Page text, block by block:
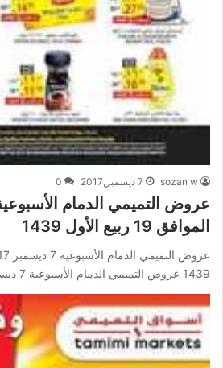
sozan w 7 ديسمبر,2017 0
الموافق 19 ربيع الأول 1439
1439 عروض التميمي الدمام الأسبوعية 7 ديسمبر 2017 الموافق…